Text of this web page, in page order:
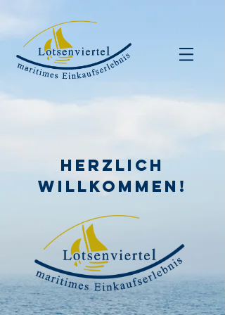
Herzlich
willkommen!